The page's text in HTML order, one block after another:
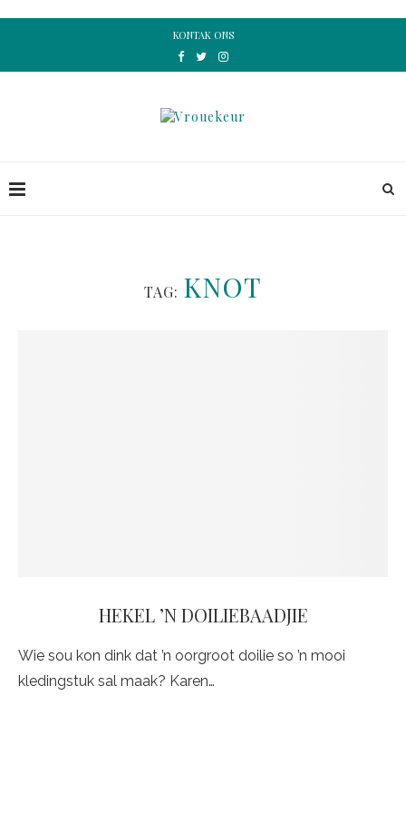
KONTAK ONS
TAG: KNOT
HEKEL ’N DOILIEBAADJIE
Wie sou kon dink dat ’n oorgroot doilie so ’n mooi
kledingstuk sal maak? Karen…